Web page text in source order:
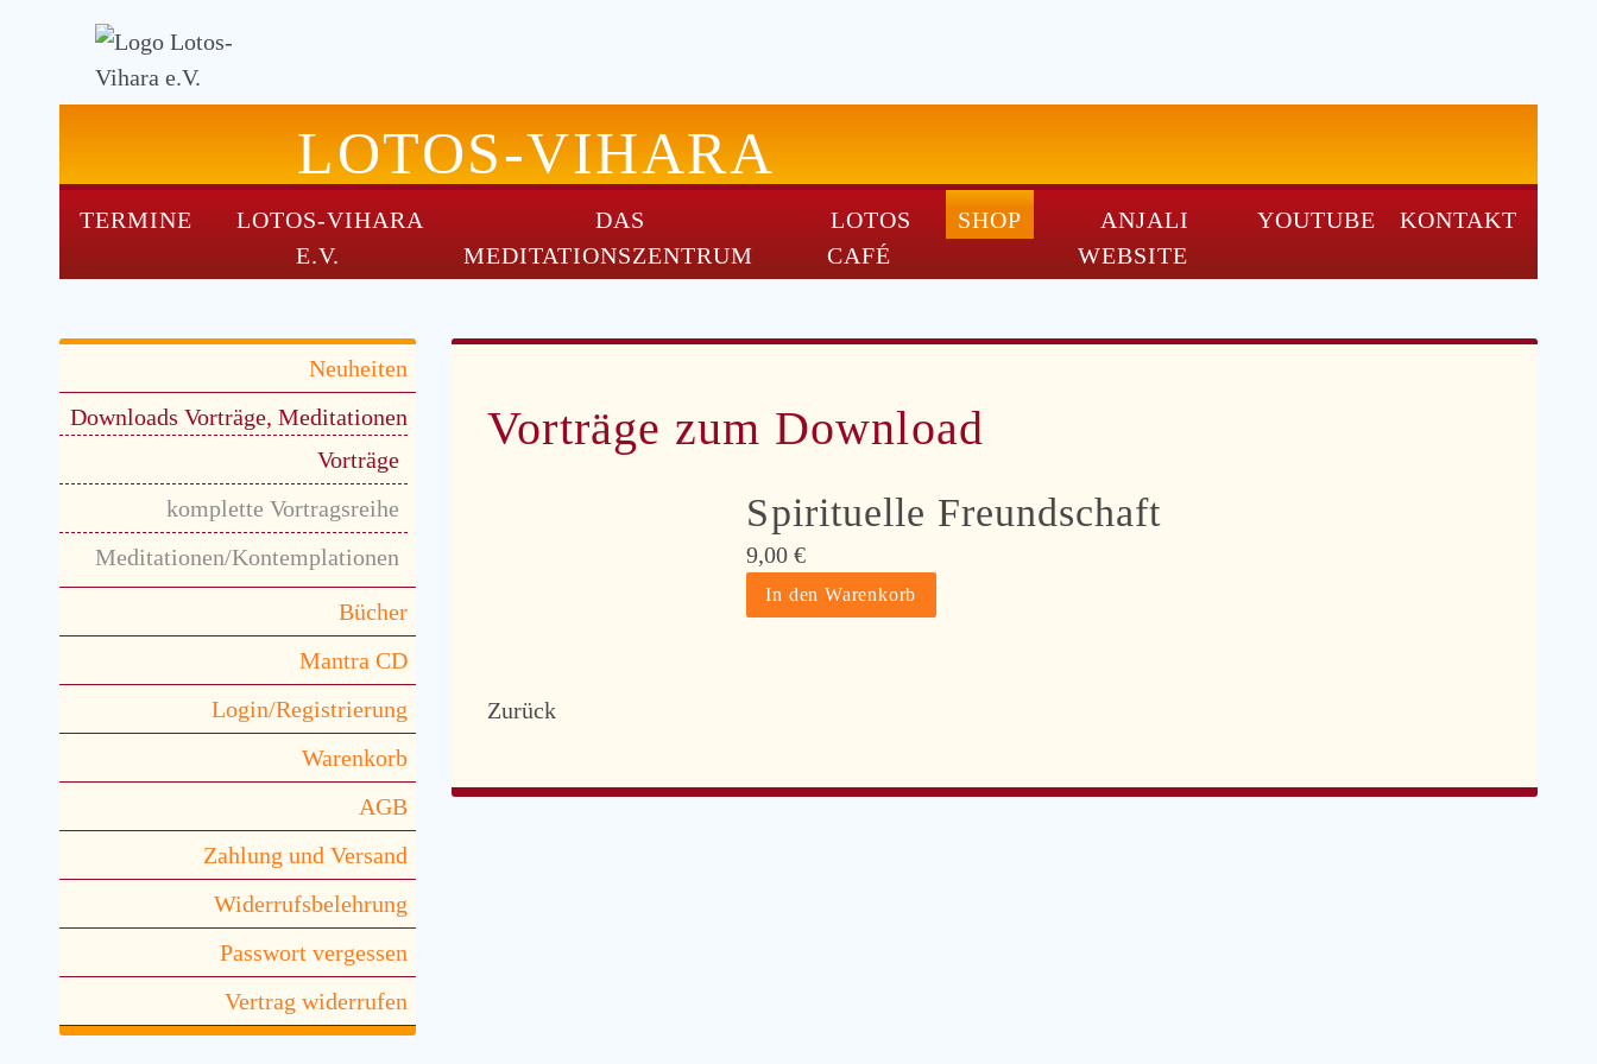
LOTOS-VIHARA
ÜBERSPRINGEN
TERMINE
LOTOS-VIHARA
E.V.
DAS
MEDITATIONSZENTRUM
LOTOS
CAFÉ
SHOP
ANJALI
WEBSITE
YOUTUBE KONTAKT
Vorträge zum Download
Spirituelle Freundschaft
9,00€
Zurück
überspringen
Neuheiten
Downloads Vorträge, Meditationen
Vorträge
komplette Vortragsreihe
Meditationen/Kontemplationen
Bücher
Mantra CD
Login/Registrierung
Warenkorb
AGB
Zahlung und Versand
Widerrufsbelehrung
Passwort vergessen
Vertrag widerrufen